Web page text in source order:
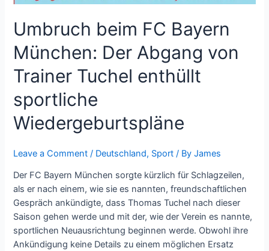
Umbruch beim FC Bayern
München: Der Abgang von
Trainer Tuchel enthüllt
sportliche
Wiedergeburtspläne
Leave a Comment / Deutschland, Sport / ByJames
Der FC Bayern München sorgte kürzlich für Schlagzeilen,
als er nach einem, wie sie es nannten, freundschaftlichen
Gespräch ankündigte, dass Thomas Tuchel nach dieser
Saison gehen werde und mit der, wie der Verein es nannte,
sportlichen Neuausrichtung beginnen werde. Obwohl ihre
Ankündigung keine Details zu einem möglichen Ersatz
sportliche
Wiedergeburtspläne